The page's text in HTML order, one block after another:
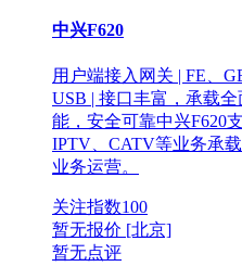
中兴F620
用户端接入网关 | FE、
USB | 接口丰富，承载
能，安全可靠中兴F620
IPTV、CATV等业务承
业务运营。
关注指数100
暂无报价 [北京]
暂无点评